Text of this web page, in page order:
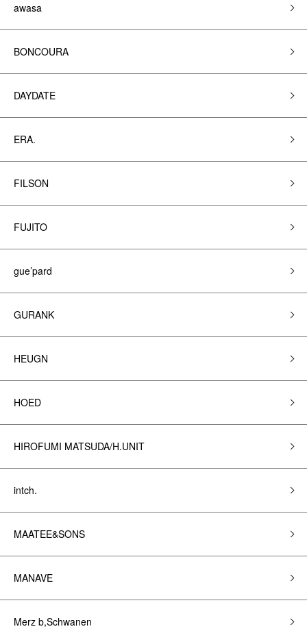
awasa
BONCOURA
DAYDATE
ERA.
FILSON
FUJITO
gue’pard
GURANK
HEUGN
HOED
HIROFUMI MATSUDA/H.UNIT
intch.
MAATEE&SONS
MANAVE
Merz b,Schwanen